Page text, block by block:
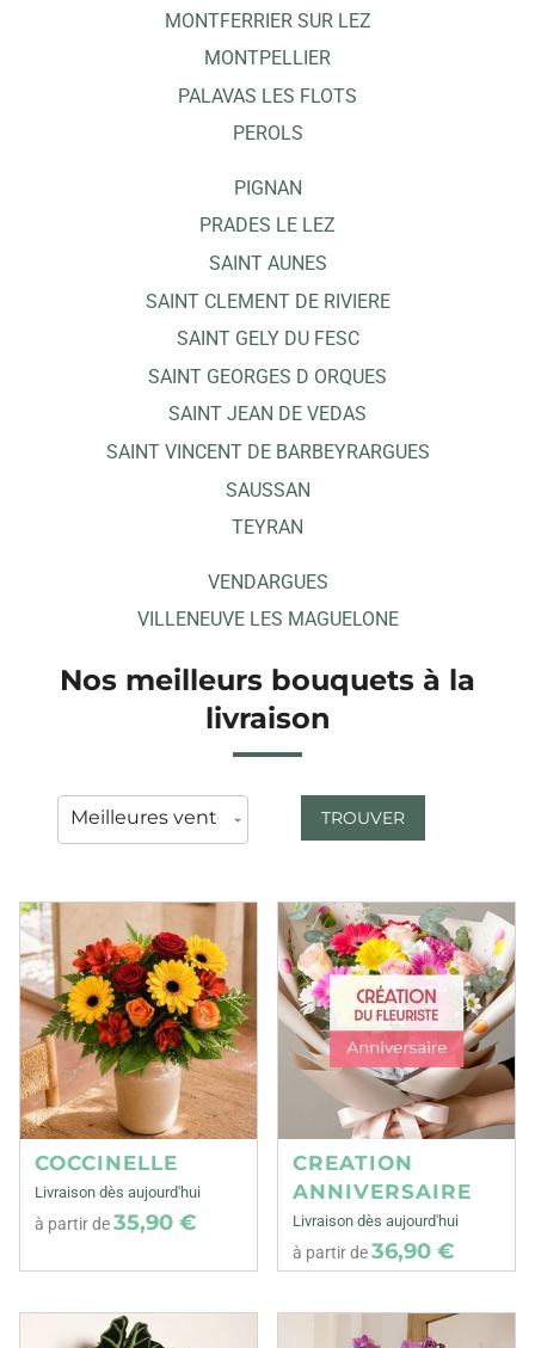
MONTFERRIER SUR LEZ
MONTPELLIER
PALAVAS LES FLOTS
PEROLS
PIGNAN
PRADES LE LEZ
SAINT AUNES
SAINT CLEMENT DE RIVIERE
SAINT GELY DU FESC
SAINT GEORGES D ORQUES
SAINT JEAN DE VEDAS
SAINT VINCENT DE BARBEYRARGUES
SAUSSAN
TEYRAN
VENDARGUES
VILLENEUVE LES MAGUELONE
Nos meilleurs bouquets à la
livraison
TROUVER
COCCINELLE
Livraison dès aujourd'hui
à partir de35,90 €
CREATION
ANNIVERSAIRE
Livraison dès aujourd'hui
à partir de36,90 €